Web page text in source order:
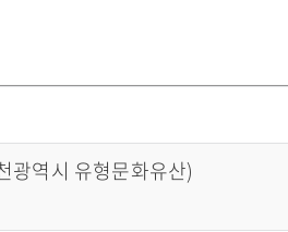
광역시 유형문화유산)